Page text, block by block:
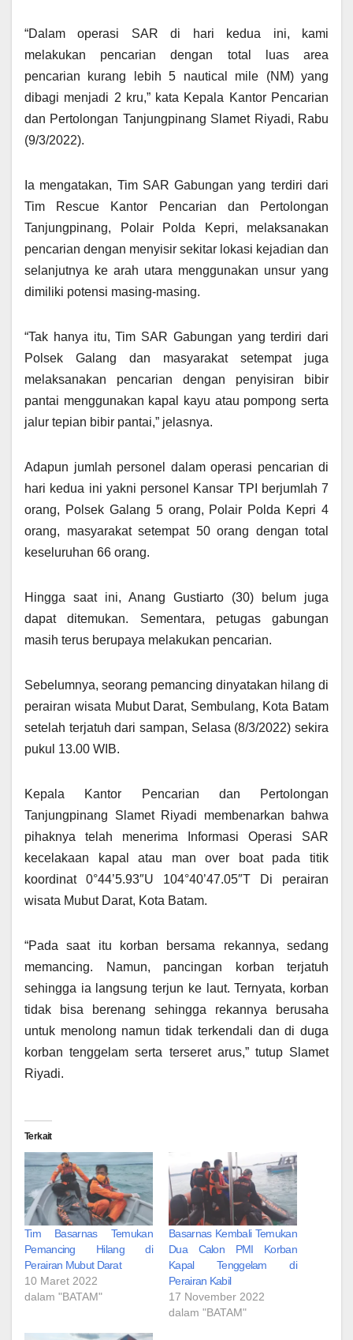
“Dalam operasi SAR di hari kedua ini, kami
melakukan pencarian dengan total luas area
pencarian kurang lebih 5 nautical mile (NM) yang
dibagi menjadi 2 kru,” kata Kepala Kantor Pencarian
dan Pertolongan Tanjungpinang Slamet Riyadi, Rabu
(9/3/2022).
Ia mengatakan, Tim SAR Gabungan yang terdiri dari
Tim Rescue Kantor Pencarian dan Pertolongan
Tanjungpinang, Polair Polda Kepri, melaksanakan
pencarian dengan menyisir sekitar lokasi kejadian dan
selanjutnya ke arah utara menggunakan unsur yang
dimiliki potensi masing-masing.
“Tak hanya itu, Tim SAR Gabungan yang terdiri dari
Polsek Galang dan masyarakat setempat juga
melaksanakan pencarian dengan penyisiran bibir
pantai menggunakan kapal kayu atau pompong serta
jalur tepian bibir pantai,” jelasnya.
Adapun jumlah personel dalam operasi pencarian di
hari kedua ini yakni personel Kansar TPI berjumlah 7
orang, Polsek Galang 5 orang, Polair Polda Kepri 4
orang, masyarakat setempat 50 orang dengan total
keseluruhan 66 orang.
Hingga saat ini, Anang Gustiarto (30) belum juga
dapat ditemukan. Sementara, petugas gabungan
masih terus berupaya melakukan pencarian.
Sebelumnya, seorang pemancing dinyatakan hilang di
perairan wisata Mubut Darat, Sembulang, Kota Batam
setelah terjatuh dari sampan, Selasa (8/3/2022) sekira
pukul 13.00 WIB.
Kepala Kantor Pencarian dan Pertolongan
Tanjungpinang Slamet Riyadi membenarkan bahwa
pihaknya telah menerima Informasi Operasi SAR
kecelakaan kapal atau man over boat pada titik
koordinat 0°44’5.93″U 104°40’47.05″T Di perairan
wisata Mubut Darat, Kota Batam.
“Pada saat itu korban bersama rekannya, sedang
memancing. Namun, pancingan korban terjatuh
sehingga ia langsung terjun ke laut. Ternyata, korban
tidak bisa berenang sehingga rekannya berusaha
untuk menolong namun tidak terkendali dan di duga
korban tenggelam serta terseret arus,” tutup Slamet
Riyadi.
Terkait
Tim Basarnas Temukan
Pemancing Hilang di
Perairan Mubut Darat
10 Maret 2022
dalam "BATAM"
Basarnas Kembali Temukan
Dua Calon PMI Korban
Kapal Tenggelam di
Perairan Kabil
17 November 2022
dalam "BATAM"